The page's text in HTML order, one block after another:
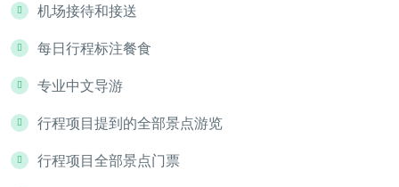
机场接待和接送
每日行程标注餐食
专业中文导游
行程项目提到的全部景点游览
行程项目全部景点门票